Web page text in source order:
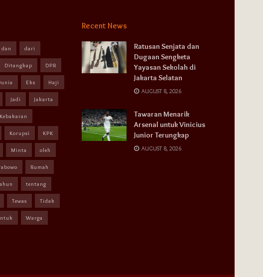
dan dari
Ditangkap DPR
Eks Haji
Jadi Jakarta
Kebakaran
Korupsi KPK
Minta oleh
Rumah
tentang
Tewas Tidak
Warga
Recent News
Ratusan Senjata dan
Dugaan Sengketa
Yayasan Sekolah di
Jakarta Selatan
AUGUST 8, 2026
Tawaran Menarik
Arsenal untuk Vinicius
Junior Terungkap
AUGUST 8, 2026